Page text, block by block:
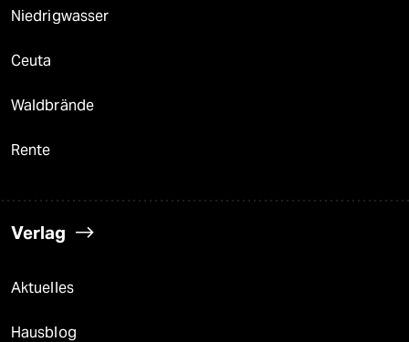
Niedrigwasser
Ceuta
Waldbrände
Rente
Verlag
Aktuelles
Hausblog